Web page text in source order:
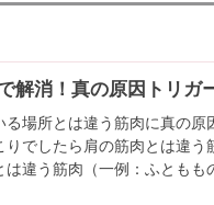
解消！真の原因トリガ
る場所とは違う筋肉に真の原
でしたら肩の筋肉とは違う
違う筋肉（一例：ふともも